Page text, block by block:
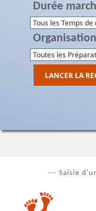
Durée
Organisation
--- Saisie